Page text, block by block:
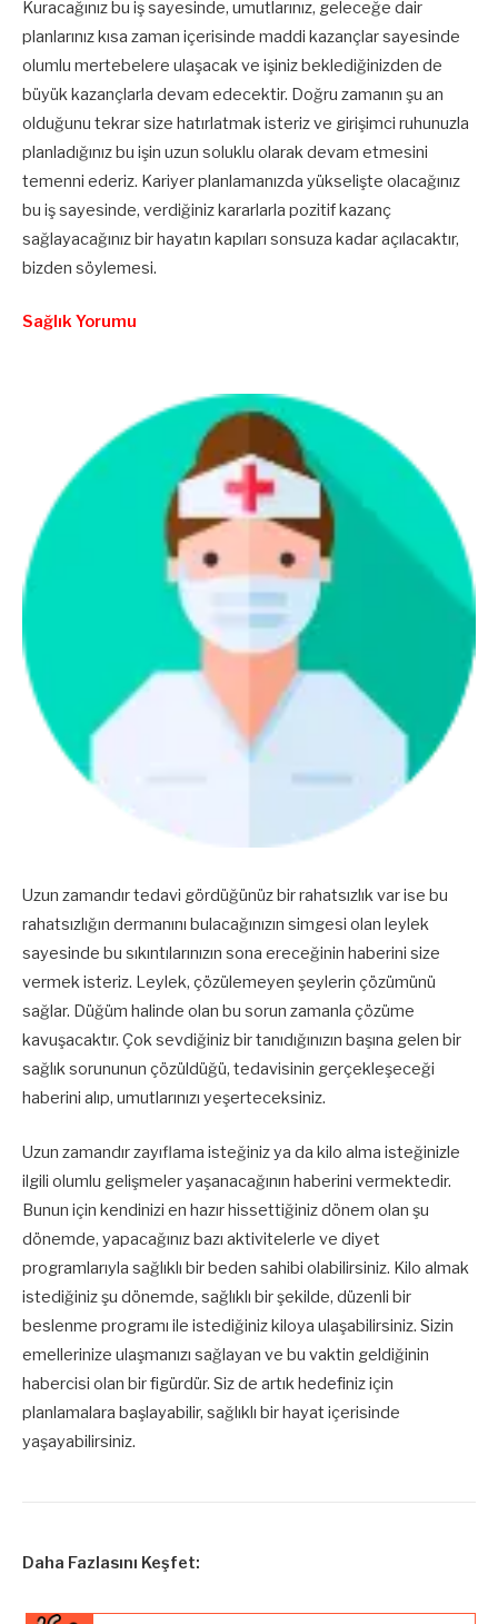
Kuracağınız bu iş sayesinde, umutlarınız, geleceğe dair
planlarınız kısa zaman içerisinde maddi kazançlar sayesinde
olumlu mertebelere ulaşacak ve işiniz beklediğinizden de
büyük kazançlarla devam edecektir. Doğru zamanın şu an
olduğunu tekrar size hatırlatmak isteriz ve girişimci ruhunuzla
planladığınız bu işin uzun soluklu olarak devam etmesini
temenni ederiz. Kariyer planlamanızda yükselişte olacağınız
bu iş sayesinde, verdiğiniz kararlarla pozitif kazanç
sağlayacağınız bir hayatın kapıları sonsuza kadar açılacaktır,
bizden söylemesi.
Sağlık Yorumu
Uzun zamandır tedavi gördüğünüz bir rahatsızlık var ise bu
rahatsızlığın dermanını bulacağınızın simgesi olan leylek
sayesinde bu sıkıntılarınızın sona ereceğinin haberini size
vermek isteriz. Leylek, çözülemeyen şeylerin çözümünü
sağlar. Düğüm halinde olan bu sorun zamanla çözüme
kavuşacaktır. Çok sevdiğiniz bir tanıdığınızın başına gelen bir
sağlık sorununun çözüldüğü, tedavisinin gerçekleşeceği
haberini alıp, umutlarınızı yeşerteceksiniz.
Uzun zamandır zayıflama isteğiniz ya da kilo alma isteğinizle
ilgili olumlu gelişmeler yaşanacağının haberini vermektedir.
Bunun için kendinizi en hazır hissettiğiniz dönem olan şu
dönemde, yapacağınız bazı aktivitelerle ve diyet
programlarıyla sağlıklı bir beden sahibi olabilirsiniz. Kilo almak
istediğiniz şu dönemde, sağlıklı bir şekilde, düzenli bir
beslenme programı ile istediğiniz kiloya ulaşabilirsiniz. Sizin
emellerinize ulaşmanızı sağlayan ve bu vaktin geldiğinin
habercisi olan bir figürdür. Siz de artık hedefiniz için
planlamalara başlayabilir, sağlıklı bir hayat içerisinde
yaşayabilirsiniz.
Daha Fazlasını Keşfet: